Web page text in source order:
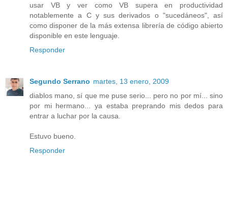
usar VB y ver como VB supera en productividad
notablemente a C y sus derivados o "sucedáneos", así
como disponer de la más extensa librería de código abierto
disponible en este lenguaje.
Responder
Segundo Serrano martes, 13 enero, 2009
diablos mano, sí que me puse serio... pero no por mí... sino
por mi hermano... ya estaba preprando mis dedos para
entrar a luchar por la causa.
Estuvo bueno.
Responder